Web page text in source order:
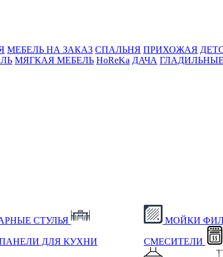
МЕБЕЛЬ НА ЗАКАЗ СПАЛЬНЯ ПРИХОЖАЯ
МЯГКАЯ МЕБЕЛЬ HoReKa ДАЧА
СТУЛЬЯ
ДЛЯ КУХНИ
МОЙКИ
СМЕСИТЕЛИ